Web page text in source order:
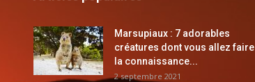
Marsupiaux : 7 adorables
créatures dont vous allez faire
la connaissance...
2 septembre 2021